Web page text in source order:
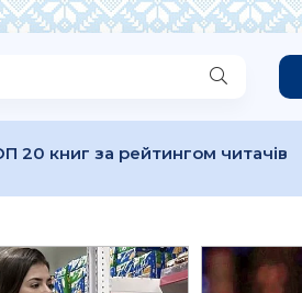
20 книг за рейтингом читачів